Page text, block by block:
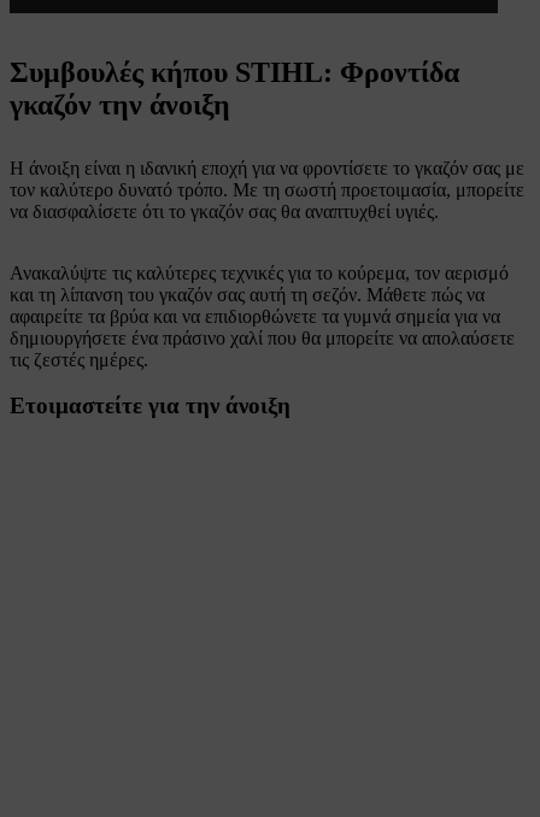
Συμβουλές κήπου STIHL: Φροντίδα
γκαζόν την άνοιξη
Η άνοιξη είναι η ιδανική εποχή για να φροντίσετε το γκαζόν σας με
τον καλύτερο δυνατό τρόπο. Με τη σωστή προετοιμασία, μπορείτε
να διασφαλίσετε ότι το γκαζόν σας θα αναπτυχθεί υγιές.
Ανακαλύψτε τις καλύτερες τεχνικές για το κούρεμα, τον αερισμό
και τη λίπανση του γκαζόν σας αυτή τη σεζόν. Μάθετε πώς να
αφαιρείτε τα βρύα και να επιδιορθώνετε τα γυμνά σημεία για να
δημιουργήσετε ένα πράσινο χαλί που θα μπορείτε να απολαύσετε
τις ζεστές ημέρες.
Ετοιμαστείτε για την άνοιξη